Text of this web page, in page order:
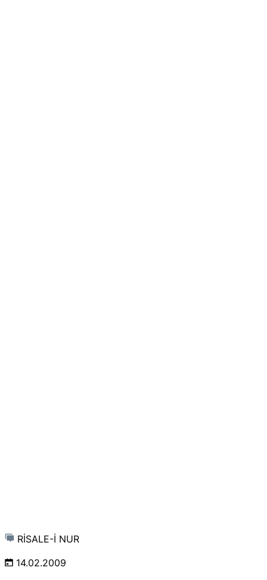
RİSALE-İ NUR
14.02.2009